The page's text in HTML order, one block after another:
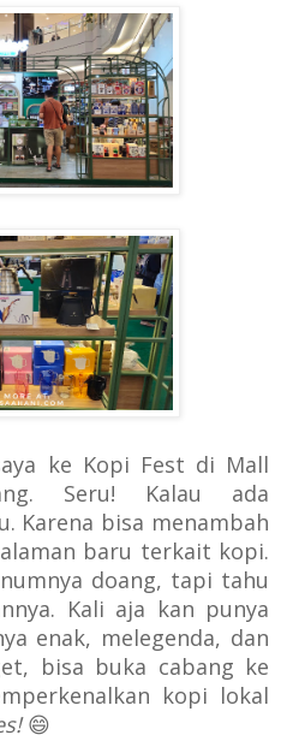
ke Kopi Fest di Mall
Seru! Kalau ada
Karena bisa menambah
baru terkait kopi.
doang, tapi tahu
Kali aja kan punya
enak, melegenda, dan
bisa buka cabang ke
kopi lokal
😄